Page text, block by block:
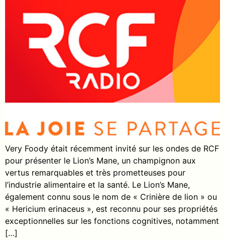
Very Foody était récemment invité sur les ondes de RCF
pour présenter le Lion’s Mane, un champignon aux
vertus remarquables et très prometteuses pour
l’industrie alimentaire et la santé. Le Lion’s Mane,
également connu sous le nom de « Crinière de lion » ou
« Hericium erinaceus », est reconnu pour ses propriétés
exceptionnelles sur les fonctions cognitives, notamment
[…]